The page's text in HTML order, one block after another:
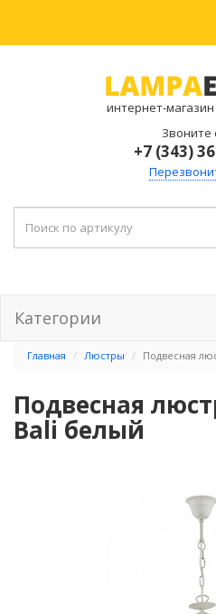
интернет-
Звоните
+7 (343)
Категории
Главная Люстры Подвесная
Подвесная
Bali белый